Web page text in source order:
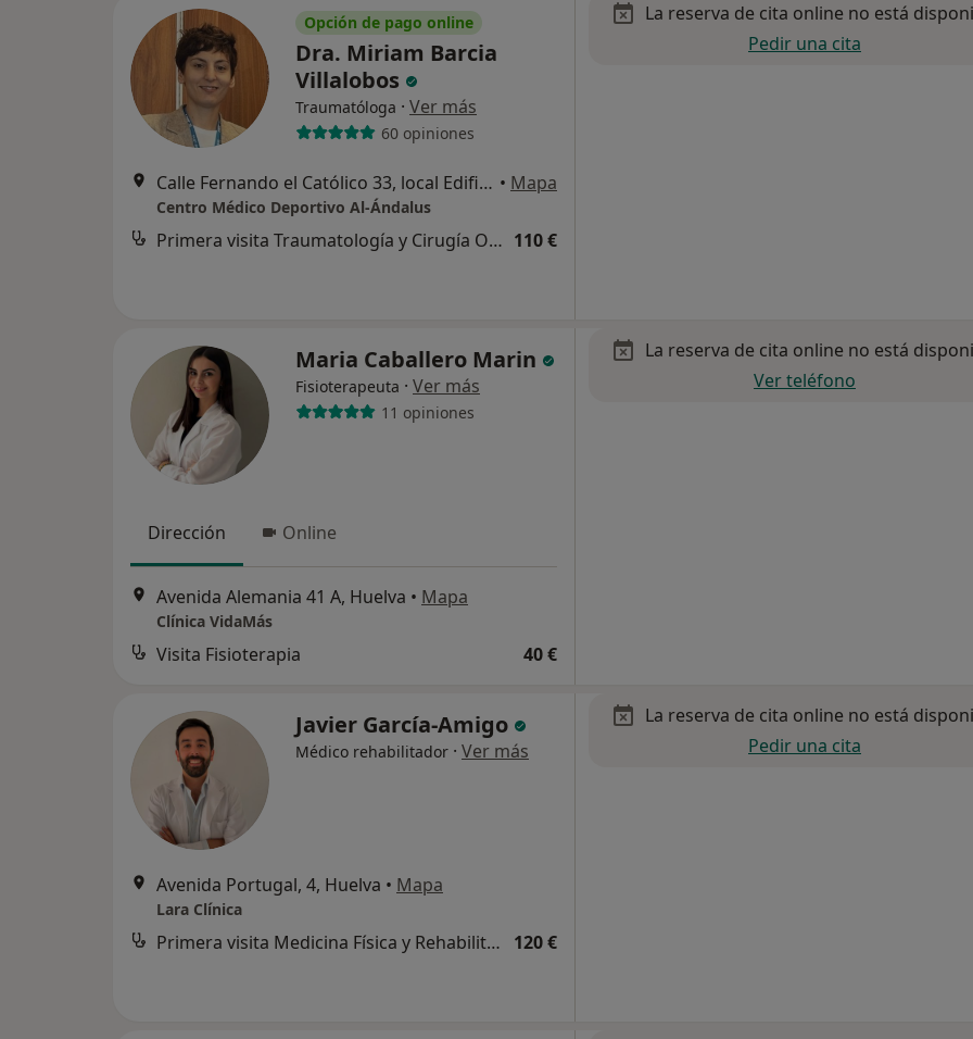
Opción de pago online
Dra. Miriam Barcia
Villalobos
Traumatóloga · Ver más
60 opiniones
Calle Fernando el Católico 33, local Edificio Colón, Huelva • Mapa
Centro Médico Deportivo Al-Ándalus
Primera visita Traumatología y Cirugía Ortopédica 110 €
La reserva de cita online no está
Pedir una cita
Maria Caballero Marin
Fisioterapeuta · Ver más
11 opiniones
Dirección Online
Avenida Alemania 41 A, Huelva • Mapa
Clínica VidaMás
Visita Fisioterapia 40 €
La reserva de cita online no está
Ver teléfono
Javier García-Amigo
Médico rehabilitador · Ver más
Avenida Portugal, 4, Huelva • Mapa
Lara Clínica
Primera visita Medicina Física y Rehabilitación 120 €
La reserva de cita online no está
Pedir una cita